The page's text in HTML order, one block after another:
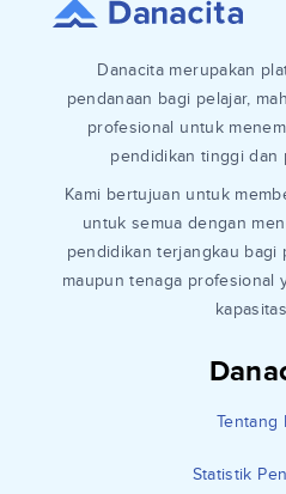
Tentang
Statistik
Danacita merupakan
pendanaan bagi pelajar,
profesional untuk
pendidikan tinggi dan
Kami bertujuan untuk
untuk semua dengan
pendidikan terjangkau bagi
maupun tenaga profesional